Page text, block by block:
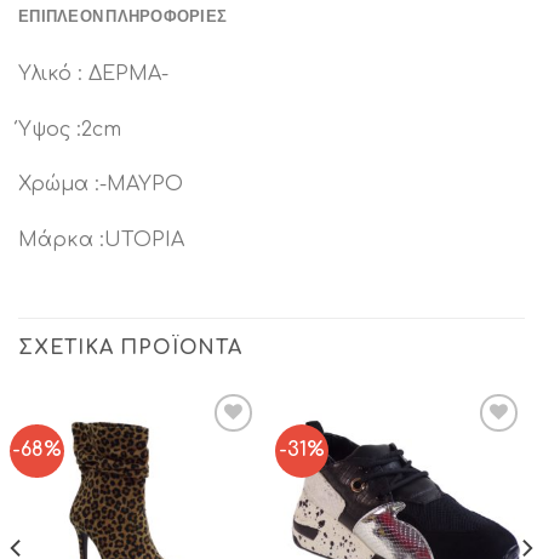
ΕΠΙΠΛΈΟΝ ΠΛΗΡΟΦΟΡΊΕΣ
Υλικό : ΔΕΡΜΑ-
Ύψος :2cm
Χρώμα :-ΜΑΥΡΟ
Μάρκα :UTOPIA
ΣΧΕΤΙΚΆ ΠΡΟΪΌΝΤΑ
-68% -31%